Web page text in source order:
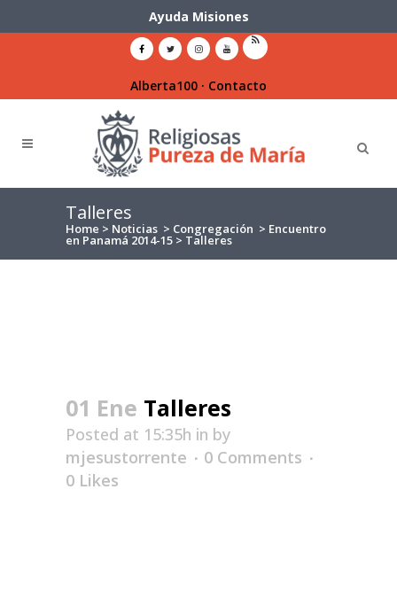
Ayuda Misiones
Alberta100 · Contacto
Talleres
Home > Noticias > Congregación > Encuentro
en Panamá 2014-15 > Talleres
01 Ene Talleres
Posted at 15:35h in by
mjesustorrente
0 Comments
0 Likes